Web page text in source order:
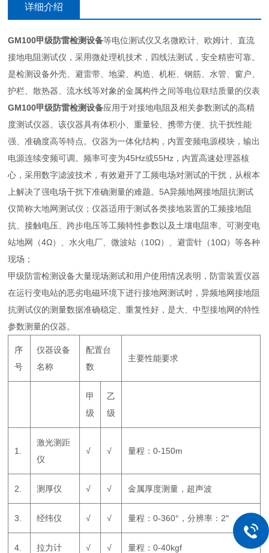
详细介绍
GM100甲级防雷检测设备等电位测试仪又名微欧计、欧姆计、直流
接地电阻测试仪，采用微处理机技术，四线法测试，安全精密可靠。
是检测设备外壳、避雷带、地梁、构造、机柜、钢筋、水管、窗户、
护栏、散热器、流水线等对象的金属构件之间等电位联结质量的仪表
GM100甲级防雷检测设备应用于对接地电阻及相关参数测试的高精
度测试仪器。该仪器具有体积小、重量轻、携带方便、抗干扰性能
强、准确度高等特点。仪器为一体化结构，内置变频电源模块，输出
电源连续变频可调。频率可变为45Hz或55Hz，内置高速处理器核
心，采用数字滤波技术，有效避开了工频电场对测试的干扰，从根本
上解决了强电场干扰下准确测量的难题。5A异频地网接地阻抗测试
仪简称大地网测试仪；仪器适用于测试各类接地装置的工频接地阻
抗、接触电压、跨步电压等工频特性参数以及土壤电阻率。可测变电
站地网（4Ω）、水火电厂、微波站（10Ω）、避雷针（10Ω）等各种
现场；
甲级防雷检测设备大量现场测试和用户使用情况表明，防雷装置仪器
在运行变电站的恶劣电磁环境下进行接地网测试时，异频地网接地阻
抗测试仪的测量数据准确稳定、重复性好，是大、中型接地网的特性
参数测量的仪器。
序
号
仪器设备
名称
配置台
数
主要性能要求
甲
级
乙
级
1.
激光测距
仪
√ √ 量程：0-150m
2. 测厚仪 √ √ 金属厚度测量，超声波
3. 经纬仪 √ √ 量程：0-360°，分辨率：2″
4. 拉力计 √ √ 量程：0-40kgf